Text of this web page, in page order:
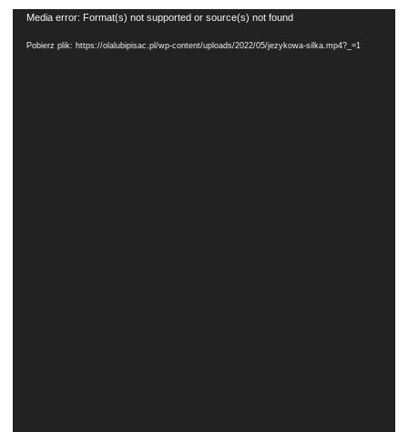
dziadku,
Odtwarzacz
video
Media error: Format(s) not supported or source(s) not found
Pobierz plik: https://olalubipisac.pl/wp-content/uploads/2022/05/jezykowa-silka.mp4?_=1